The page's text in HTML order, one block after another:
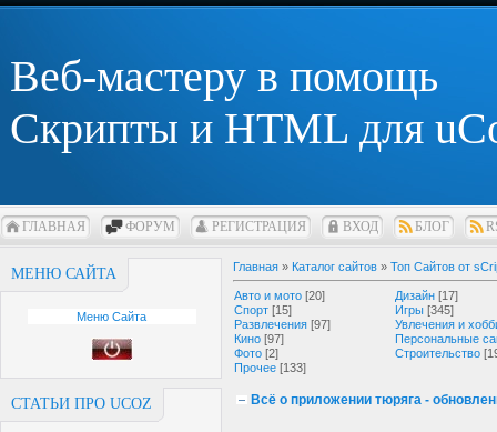
Веб-мастеру в помощь
Скрипты и HTML для
ГЛАВНАЯ ФОРУМ РЕГИСТРАЦИЯ ВХОД БЛОГ
МЕНЮ САЙТА
Меню Сайта
СТАТЬИ ПРО UCOZ
Главная » Каталог сайтов » Топ Сайтов от
Авто и мото [20] Дизайн [17]
Спорт [15] Игры [345]
Развлечения [97]
Увлечения и
Кино [97]
Персональные
Фото [2] Строительство
Прочее [133]
Всё о приложении тюряга -